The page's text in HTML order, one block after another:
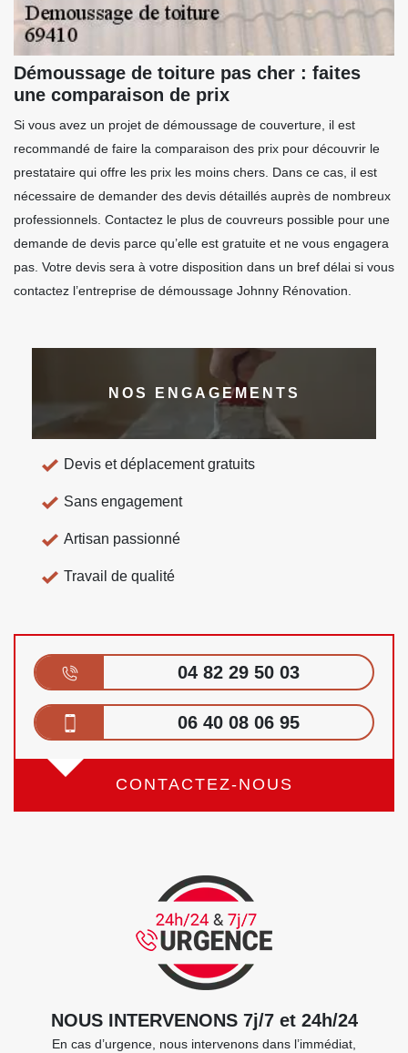
Démoussage de toiture pas cher : faites
une comparaison de prix
Si vous avez un projet de démoussage de couverture, il est
recommandé de faire la comparaison des prix pour découvrir le
prestataire qui offre les prix les moins chers. Dans ce cas, il est
nécessaire de demander des devis détaillés auprès de nombreux
professionnels. Contactez le plus de couvreurs possible pour une
demande de devis parce qu’elle est gratuite et ne vous engagera
pas. Votre devis sera à votre disposition dans un bref délai si vous
contactez l’entreprise de démoussage Johnny Rénovation.
NOS ENGAGEMENTS
Devis et déplacement gratuits
Sans engagement
Artisan passionné
Travail de qualité
04 82 29 50 03
06 40 08 06 95
CONTACTEZ-NOUS
NOUS INTERVENONS 7j/7 et 24h/24
En cas d’urgence, nous intervenons dans l’immédiat,